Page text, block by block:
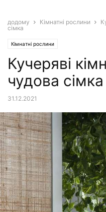
додому Кімнатні рослини
сімка
Кімнатні рослини
Кучеряві
чудова сімка
31.12.2021